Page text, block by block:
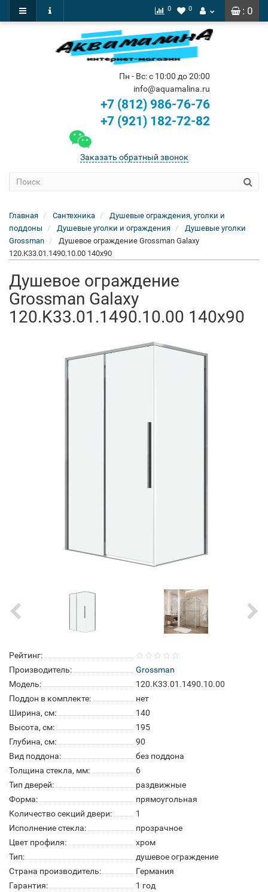
: 0
0 0
Пн - Вс: с 10:00 до 20:00
info@aquamalina.ru
+7 (812) 986-76-76
+7 (921) 182-72-82
Заказать обратный звонок
Главная Сантехника
Душевые ограждения, уголки и
поддоны
Душевые уголки и ограждения
Душевые уголки
Grossman
Душевое ограждение Grossman Galaxy
120.K33.01.1490.10.00 140x90
Душевое ограждение
Grossman Galaxy
120.K33.01.1490.10.00 140x90
Рейтинг:
Производитель:
Grossman
Модель:
120.K33.01.1490.10.00
Поддон в комплекте:
нет
Ширина, см:
140
Высота, см:
195
Глубина, см:
90
Вид поддона:
без поддона
Толщина стекла, мм:
6
Тип дверей:
раздвижные
Форма:
прямоугольная
Количество секций двери:
1
Исполнение стекла:
прозрачное
Цвет профиля:
хром
Тип:
душевое ограждение
Страна производитель:
Германия
Гарантия:
1 год